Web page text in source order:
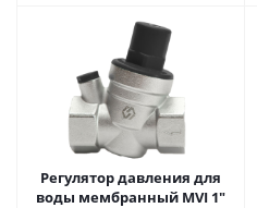
Регулятор давления для
воды мембранный MVI 1"